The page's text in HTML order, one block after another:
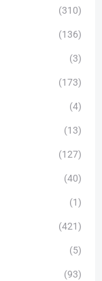
(310)
(136)
(3)
(173)
(4)
(13)
(127)
(40)
(1)
(421)
(5)
(93)